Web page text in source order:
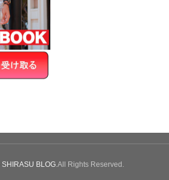
SHIRASU BLOG.All Rights Reserved.